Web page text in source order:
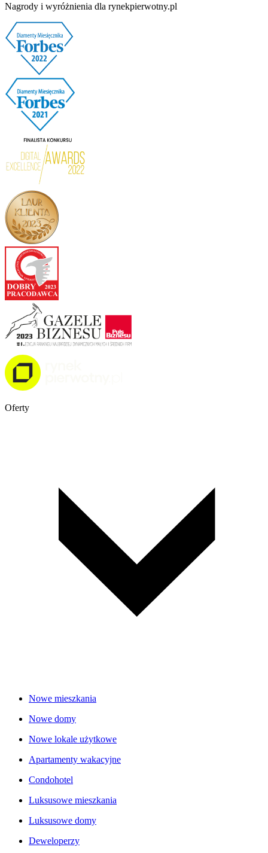
Nagrody i wyróżnienia dla rynekpierwotny.pl
Oferty
Nowe mieszkania
Nowe domy
Nowe lokale użytkowe
Apartamenty wakacyjne
Condohotel
Luksusowe mieszkania
Luksusowe domy
Deweloperzy